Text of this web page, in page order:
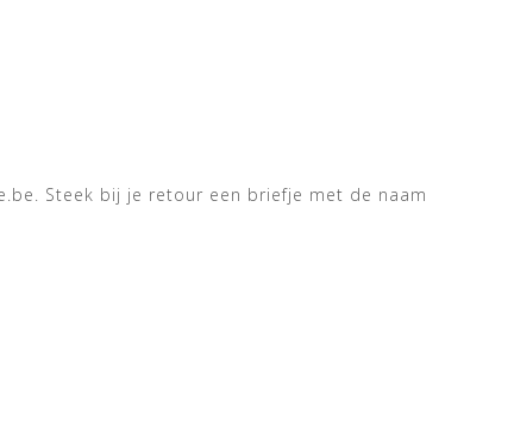
. Steek bij je retour een briefje met de naam